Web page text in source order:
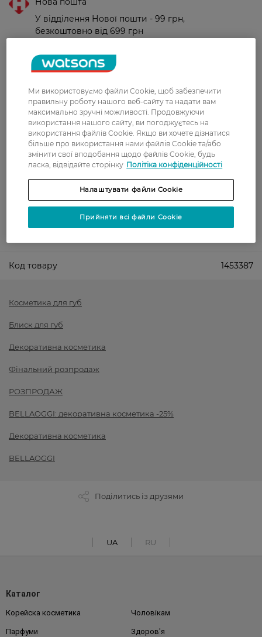
У відділення Нової пошти - 99 грн,
безкоштовно від 699 грн
Вартість доставки - 79 грн, безкоштовна
Забрати сьогодні в магазині Watsons
Вартість доставки - 0 грн
Показати більше
Оплата
Оплата карткою
Код товару 1453387
Косметика для губ
Блиск для губ
Декоративна косметика
Фінальний розпродаж
РОЗПРОДАЖ
BELLAOGGI: декоративна косметика -25%
Декоративна косметика
BELLAOGGI
Поділитись із друзями
UA RU
Каталог
Корейска косметика Чоловікам
Парфуми Здоров'я
Ми використовуємо файли Cookie, щоб забезпечити
правильну роботу нашого веб-сайту та надати вам
максимально зручні можливості. Продовжуючи
використання нашого сайту, ви погоджуєтесь на
використання файлів Cookie. Якщо ви хочете дізнатися
більше про використання нами файлів Cookie та/або
змінити свої вподобання щодо файлів Cookie, будь
ласка, відвідайте сторінку Політіка конфіденційності
Налаштувати файли Cookie
Прийняти всі файли Cookie